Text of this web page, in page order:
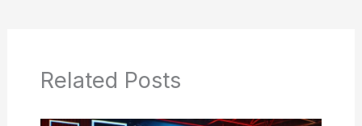
Related Posts